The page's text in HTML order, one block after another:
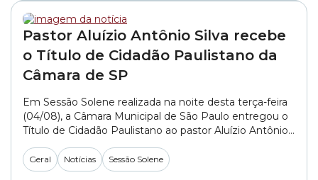
Pastor Aluízio Antônio Silva recebe
o Título de Cidadão Paulistano da
Câmara de SP
Em Sessão Solene realizada na noite desta terça-feira
(04/08), a Câmara Municipal de São Paulo entregou o
Título de Cidadão Paulistano ao pastor Aluízio Antônio
Silva. A honraria, que reconhece os relevantes serviços
prestados à capital por pessoas nascidas em outros
municípios, foi proposta pelo vereador Carlos Bezerra
Geral Notícias Sessão Solene